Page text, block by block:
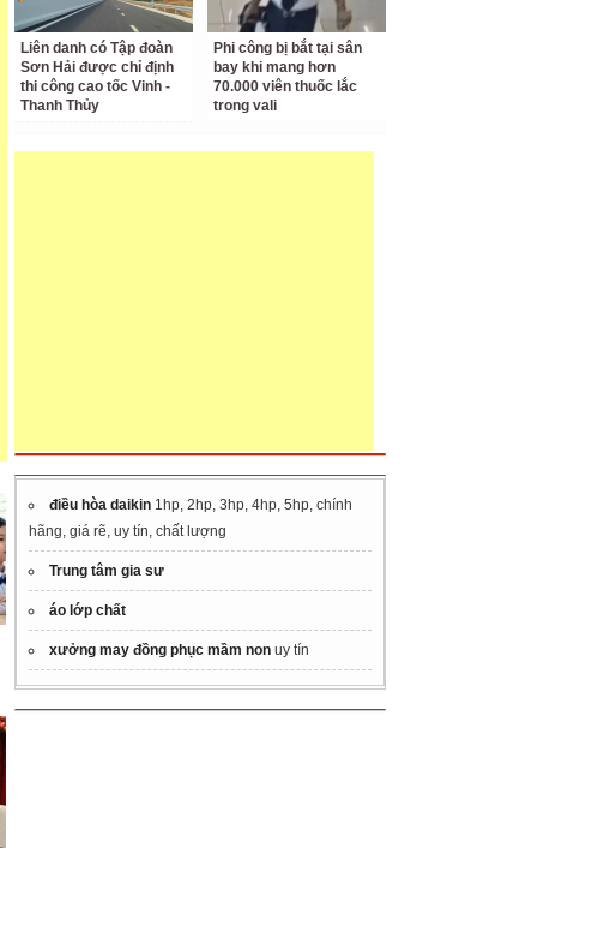
Liên danh có Tập đoàn
Sơn Hải được chỉ định
thi công cao tốc Vinh -
Thanh Thủy
Phi công bị bắt tại sân
bay khi mang hơn
70.000 viên thuốc lắc
trong vali
điều hòa daikin 1hp, 2hp, 3hp, 4hp, 5hp, chính
hãng, giá rẽ, uy tín, chất lượng
Trung tâm gia sư
áo lớp chất
xưởng may đồng phục mầm non uy tín